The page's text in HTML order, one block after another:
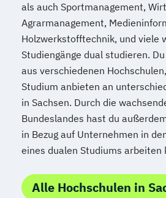
als auch Sportmanagement,
Agrarmanagement,
Holzwerkstofftechnik, und viele
Studiengänge dual studieren.
aus verschiedenen
Studium anbieten an
in Sachsen. Durch die
Bundeslandes hast du
in Bezug auf Unternehmen in
eines dualen Studiums arbeiten
Alle Hochschulen in